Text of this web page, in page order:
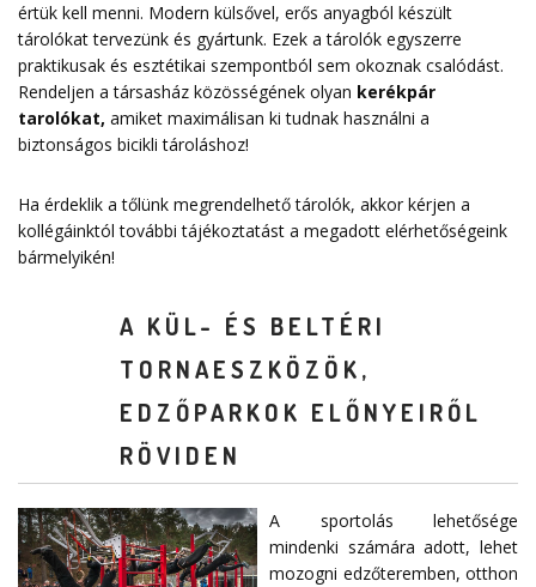
értük kell menni. Modern külsővel, erős anyagból készült
tárolókat tervezünk és gyártunk. Ezek a tárolók egyszerre
praktikusak és esztétikai szempontból sem okoznak csalódást.
Rendeljen a társasház közösségének olyan kerékpár
tarolókat, amiket maximálisan ki tudnak használni a
biztonságos bicikli tároláshoz!
Ha érdeklik a tőlünk megrendelhető tárolók, akkor kérjen a
kollégáinktól további tájékoztatást a megadott elérhetőségeink
bármelyikén!
A KÜL- ÉS BELTÉRI
TORNAESZKÖZÖK,
EDZŐPARKOK ELŐNYEIRŐL
RÖVIDEN
A sportolás lehetősége
mindenki számára adott, lehet
mozogni edzőteremben, otthon